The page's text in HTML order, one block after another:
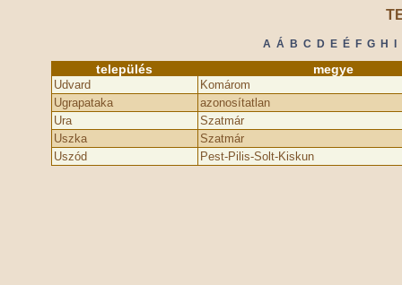
A Á B C D E É F G H
település megye
Udvard
Komárom
Ugrapataka
azonosítatlan
Ura
Szatmár
Uszka
Szatmár
Uszód
Pest-Pilis-Solt-Kiskun